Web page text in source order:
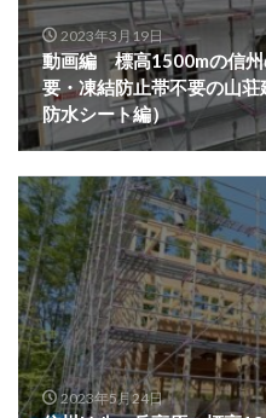
2023年3月19日
動画編 標高1500mの信州
要・凍結防止帯不要の山
防水シート編）
2023年5月24日